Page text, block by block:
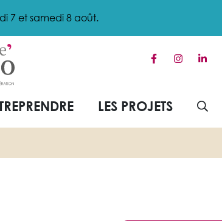
7 et samedi 8 août.
Lien vers le
Lien vers
LES PROJETS